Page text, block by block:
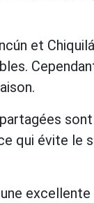
et
qui évite le
excellente